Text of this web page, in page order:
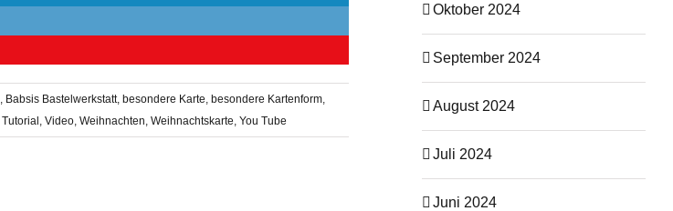
, Babsis Bastelwerkstatt, besondere Karte, besondere Kartenform,
Tutorial, Video, Weihnachten, Weihnachtskarte, You Tube
Oktober 2024
September 2024
August 2024
Juli 2024
Juni 2024